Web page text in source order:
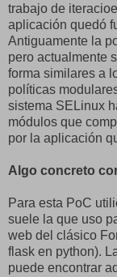
trabajo de
aplicación quedó
Antiguamente la
pero actualmente
forma similares a
políticas
sistema SELinux
módulos que
por la aplicación
Algo concreto
Para esta PoC
suele la que uso
web del clásico
flask en python).
puede encontrar